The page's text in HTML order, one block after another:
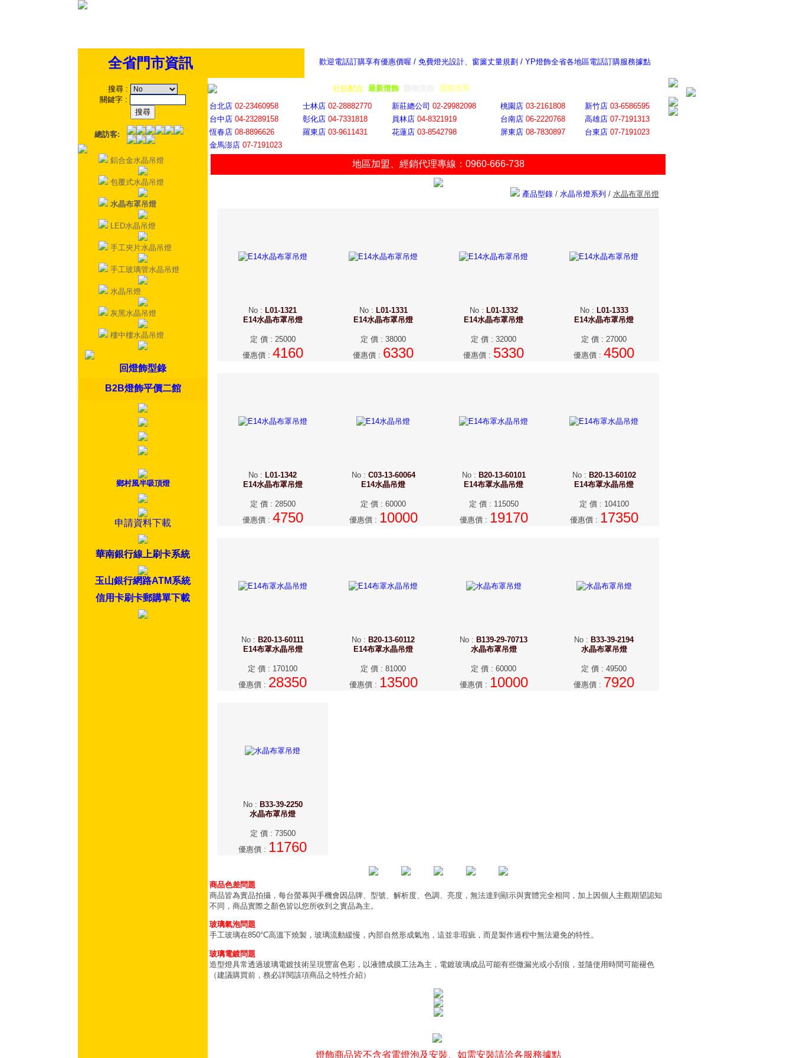
歡迎電話訂購享有優惠價喔 / 免費燈光設計、窗簾丈量規劃 / YP燈飾全省各地區電話訂購服務據點
全省門市資訊
搜尋 :
關鍵字 :
總訪客:
鋁合金水晶吊燈
包覆式水晶吊燈
水晶布罩吊燈
LED水晶吊燈
手工夾片水晶吊燈
手工玻璃管水晶吊燈
水晶吊燈
灰黑水晶吊燈
樓中樓水晶吊燈
回燈飾型錄
B2B燈飾平價二館
鄉村風半吸頂燈
申請資料下載
華南銀行線上刷卡系統
玉山銀行網路ATM系統
信用卡刷卡郵購單下載
社區配合 最新燈飾 選購清單
台北店 02-23460958 士林店 02-28882770 新莊總公司 02-29982098 桃園店 03-2161808 新竹店 03-6586595
台中店 04-23289158 彰化店 04-7331818 員林店 04-8321919 台南店 06-2220768 高雄店 07-7191313
恆春店 08-8896626 羅東店 03-9611431 花蓮店 03-8542798 屏東店 08-7830897 台東店 07-7191023
金馬澎店 07-7191023
地區加盟 經銷代理專線：0960-666-738
產品型錄 / 水晶吊燈系列 / 水晶布罩吊燈
No : L01-1321
E14水晶布罩吊燈
定 價: 25000
優惠價: 4160
No: L01-1331
E14水晶布罩吊燈
定 價 : 38000
優惠價 : 6330
No: L01-1332
E14水晶布罩吊燈
定 價 : 32000
優惠價 : 5330
No: L01-1333
E14水晶布罩吊燈
定 價 : 27000
優惠價 : 4500
No : L01-1342
E14水晶布罩吊燈
定 價: 28500
優惠價: 4750
No: C03-13-60064
E14水晶吊燈
定 價 : 60000
優惠價: 10000
No: B20-13-60101
E14布罩水晶吊燈
定 價: 115050
優惠價: 19170
No: B20-13-60102
E14布罩水晶吊燈
定 價: 104100
優惠價: 17350
No : B20-13-60111
E14布罩水晶吊燈
定 價 : 170100
優惠價 : 28350
No : B20-13-60112
E14布罩水晶吊燈
定 價 : 81000
優惠價: 13500
No : B139-29-70713
水晶布罩吊燈
定 價 : 60000
優惠價: 10000
No : B33-39-2194
水晶布罩吊燈
定 價 : 49500
優惠價 : 7920
No: B33-39-2250
水晶布罩吊燈
定 價: 73500
優惠價 : 11760
商品色差問題
商品皆為實品拍攝，每台螢幕與手機會因品牌、型號、解析度、色調、亮度，無法達到顯示與實體完全相同，加上因個人主觀期望認知
不同，商品實際之顏色皆以您所收到之實品為主。
玻璃氣泡問題
手工玻璃在850°C高溫下燒製，玻璃流動緩慢，內部自然形成氣泡，這並非瑕疵，而是製作過程中無法避免的特性。
玻璃電鍍問題
造型燈具常透過玻璃電鍍技術呈現豐富色彩，以液體成膜工法為主，電鍍玻璃成品可能有些微漏光或小刮痕，並隨使用時間可能褪色
（建議購買前，務必詳閱該項商品之特性介紹）
燈飾商品皆不含省電燈泡及安裝、如需安裝請洽各服務據點